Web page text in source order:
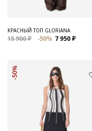
КРАСНЫЙ ТОП GLORIANA
15 900 ₽ -50% 7 950 ₽
-50%